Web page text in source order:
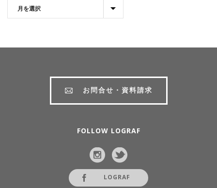
お問合せ・資料請求
FOLLOW LOGRAF
LOGRAF